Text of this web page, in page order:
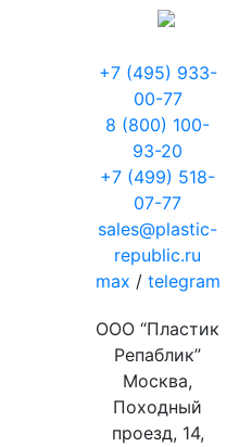
+7 (495) 933-
00-77
8 (800) 100-
93-20
+7 (499) 518-
07-77
sales@plastic-
republic.ru
max / telegram
ООО “Пластик
Репаблик”
Москва,
Походный
проезд, 14,